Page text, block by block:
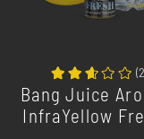
(2
Bang Juice
InfraYellow